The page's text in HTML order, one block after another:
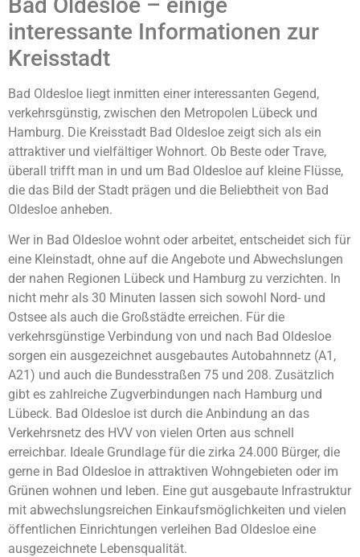
interessante Informationen zur
Kreisstadt
Bad Oldesloe liegt inmitten einer interessanten Gegend,
verkehrsgünstig, zwischen den Metropolen Lübeck und
Hamburg. Die Kreisstadt Bad Oldesloe zeigt sich als ein
attraktiver und vielfältiger Wohnort. Ob Beste oder Trave,
überall trifft man in und um Bad Oldesloe auf kleine Flüsse,
die das Bild der Stadt prägen und die Beliebtheit von Bad
Oldesloe anheben.
Wer in Bad Oldesloe wohnt oder arbeitet, entscheidet sich für
eine Kleinstadt, ohne auf die Angebote und Abwechslungen
der nahen Regionen Lübeck und Hamburg zu verzichten. In
nicht mehr als 30 Minuten lassen sich sowohl Nord- und
Ostsee als auch die Großstädte erreichen. Für die
verkehrsgünstige Verbindung von und nach Bad Oldesloe
sorgen ein ausgezeichnet ausgebautes Autobahnnetz (A1,
A21) und auch die Bundesstraßen 75 und 208. Zusätzlich
gibt es zahlreiche Zugverbindungen nach Hamburg und
Lübeck. Bad Oldesloe ist durch die Anbindung an das
Verkehrsnetz des HVV von vielen Orten aus schnell
erreichbar. Ideale Grundlage für die zirka 24.000 Bürger, die
gerne in Bad Oldesloe in attraktiven Wohngebieten oder im
Grünen wohnen und leben. Eine gut ausgebaute Infrastruktur
mit abwechslungsreichen Einkaufsmöglichkeiten und vielen
öffentlichen Einrichtungen verleihen Bad Oldesloe eine
ausgezeichnete Lebensqualität.